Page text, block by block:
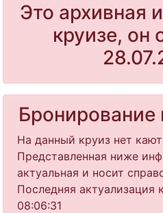
Это архивная
круизе, он
На данный круиз нет
Представленная ниже
актуальная и носит
Последняя актуализация
08:06:31